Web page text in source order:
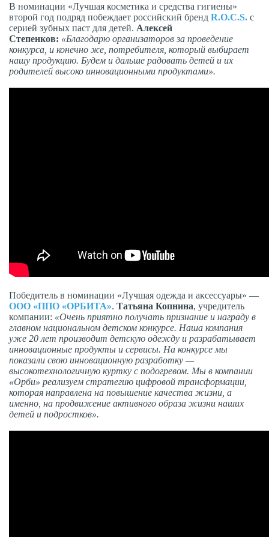
В номинации «Лучшая косметика и средства гигиены»
второй год подряд побеждает российский бренд R.O.C.S. с
серией зубных паст для детей. Алексей
Степенков: «Благодарю организаторов за проведение
конкурса, и конечно же, потребителя, который выбирает
нашу продукцию. Будем и дальше радовать детей и их
родителей высоко инновационными продуктами».
Победитель в номинации «Лучшая одежда и аксессуары» —
ООО «ППО «ОРБИТА». Татьяна Копнина, учредитель
компании: «Очень приятно получать признание и награду в
главном национальном детском конкурсе. Наша компания
уже 20 лет производит детскую одежду и разрабатывает
инновационные продукты и сервисы. На конкурсе мы
показали свою инновационную разработку —
высокотехнологичную куртку с подогревом. Мы в компании
«Орби» реализуем стратегию цифровой трансформации,
которая направлена на повышение качества жизни, а
именно, на продвижение активного образа жизни наших
детей и подростков».